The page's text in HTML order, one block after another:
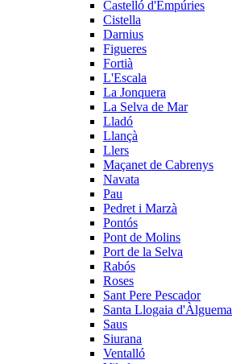
Castelló d'Empúries
Cistella
Darnius
Figueres
Fortià
L'Escala
La Jonquera
La Selva de Mar
Lladó
Llançà
Llers
Maçanet de Cabrenys
Navata
Pau
Pedret i Marzà
Pontós
Pont de Molins
Port de la Selva
Rabós
Roses
Sant Pere Pescador
Santa Llogaia d'Àlguema
Saus
Siurana
Ventalló